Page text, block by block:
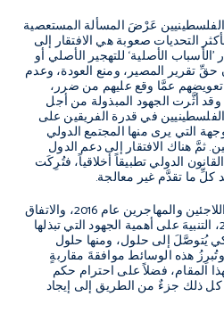
عَرْضَ المسألة المستعصية
التحديات صعوبة هي الافتقار إلى
الأصلية‘ للتهجير الأصلي أو
تقرير المصير، ومنع العودة، وعدم
عمَّا وقع عليهم من ضرر،
أثَّرت الجهود المبذولة من أجل
في قدرة الفريقين على
التي يرى منها المجتمع الدولي
ثمَّ هناك الافتقار إلى دعم الدول
الدولي تطبيقاً أخلاقياً، فتُرِكَت
كلِّ ما تقدَّم غير معالجة.
ويُشدِّد إعلان نيويورك من أجل اللاجئين والمهاجرين عام 2016، والاتفاق
العالمي بشأن اللاجئين عام 2018، التنبيهَ على أهمية الجهود التي تبذلها
كي يُتوصَّلَ إلى حلول، ومنها حلول
هذه الوسائط موافقةَ مقاربةٍ
المقام، فضلاً على احترام حكم
كل ذلك جزءٌ من الطريق إلى إيجاد